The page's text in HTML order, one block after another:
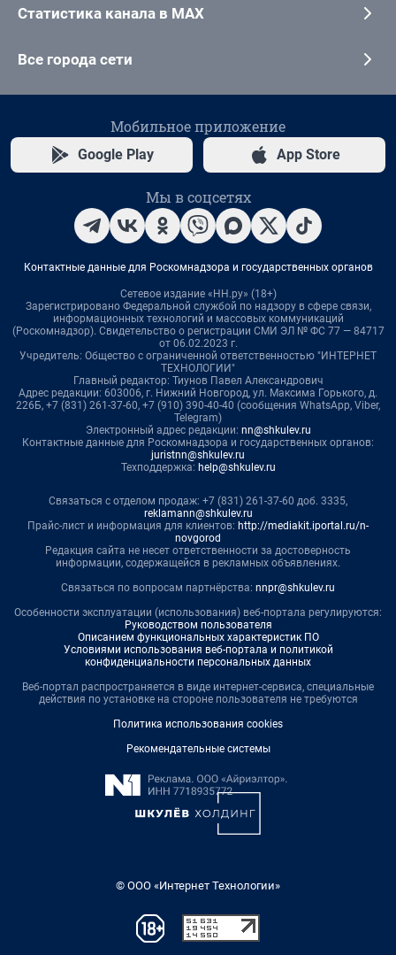
Статистика канала в MAX
Все города сети
Мобильное приложение
Google Play App Store
Мы в соцсетях
Контактные данные для Роскомнадзора и государственных органов
Сетевое издание «НН.ру» (18+)
Зарегистрировано Федеральной службой по надзору в сфере связи,
информационных технологий и массовых коммуникаций
(Роскомнадзор). Свидетельство о регистрации СМИ ЭЛ № ФС 77 — 84717
от 06.02.2023 г.
Учредитель: Общество с ограниченной ответственностью "ИНТЕРНЕТ
ТЕХНОЛОГИИ"
Главный редактор: Тиунов Павел Александрович
Адрес редакции: 603006, г. Нижний Новгород, ул. Максима Горького, д.
226Б, +7 (831) 261-37-60, +7 (910) 390-40-40 (сообщения WhatsApp, Viber,
Telegram)
Электронный адрес редакции: nn@shkulev.ru
Контактные данные для Роскомнадзора и государственных органов:
juristnn@shkulev.ru
Техподдержка: help@shkulev.ru
Связаться с отделом продаж: +7 (831) 261-37-60 доб. 3335,
reklamann@shkulev.ru
Прайс-лист и информация для клиентов: http://mediakit.iportal.ru/n-
novgorod
Редакция сайта не несет ответственности за достоверность
информации, содержащейся в рекламных объявлениях.
Связаться по вопросам партнёрства: nnpr@shkulev.ru
Особенности эксплуатации (использования) веб-портала регулируются:
Руководством пользователя
Описанием функциональных характеристик ПО
Условиями использования веб-портала и политикой
конфиденциальности персональных данных
Веб-портал распространяется в виде интернет-сервиса, специальные
действия по установке на стороне пользователя не требуются
Политика использования cookies
Рекомендательные системы
© ООО «Интернет Технологии»